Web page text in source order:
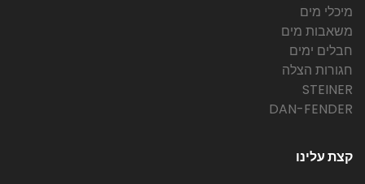
מיכלי מים
משאבות מים
חבלים ימים
חגורות הצלה
STEINER
DAN-FENDER
קצת עלינו